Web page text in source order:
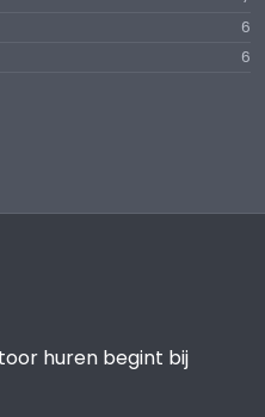
6
6
huren begint bij